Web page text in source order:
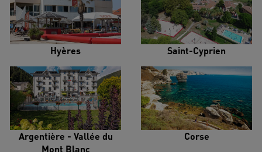
Hyères Saint-Cyprien
Argentière - Vallée du
Mont Blanc
Corse